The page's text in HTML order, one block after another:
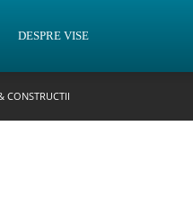
DESPRE VISE
CONSTRUCTII